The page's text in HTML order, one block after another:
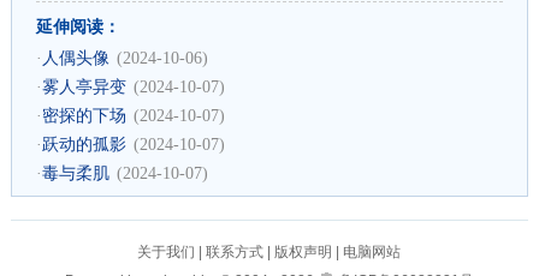
延伸阅读：
· 人偶头像 (2024-10-06)
·雾人亭异变 (2024-10-07)
· 密探的下场 (2024-10-07)
·跃动的孤影 (2024-10-07)
·毒与柔肌 (2024-10-07)
关于我们 |联系方式 版权声明
电脑网站